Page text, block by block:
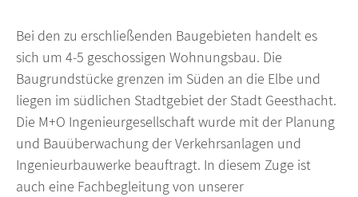
Bei den zu erschließenden Baugebieten handelt es
sich um 4-5 geschossigen Wohnungsbau. Die
Baugrundstücke grenzen im Süden an die Elbe und
liegen im südlichen Stadtgebiet der Stadt Geesthacht.
Die M+O Ingenieurgesellschaft wurde mit der Planung
und Bauüberwachung der Verkehrsanlagen und
Ingenieurbauwerke beauftragt. In diesem Zuge ist
auch eine Fachbegleitung von unserer